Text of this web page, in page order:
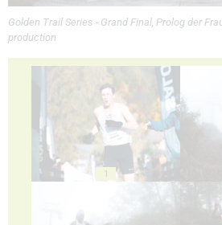
Golden Trail Series - Grand Final, Prolog der
production
1